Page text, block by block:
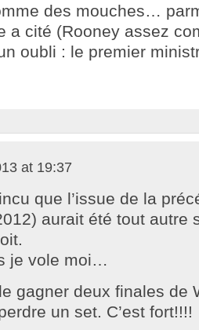
des mouches…
a cité (Rooney assez
oubli : le premier
at 19:37
que l’issue de la
aurait été tout autre
je vole moi…
gagner deux finales de
un set. C’est fort!!!!